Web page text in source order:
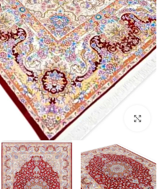
بزرگنمایی تصویر